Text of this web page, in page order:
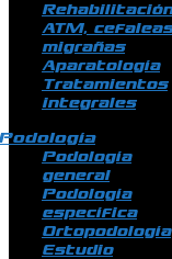
Rehabilitación
ATM,
migrañas
Aparatología
Tratamientos
integrales
Podología
general
Podología
específica
Ortopodología
Estudio